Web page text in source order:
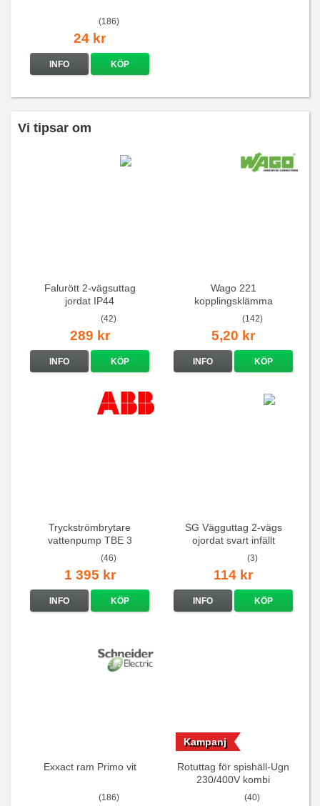
(186)
24 kr
INFO KÖP
Vi tipsar om
Falurött 2-vägsuttag
jordat IP44
(42)
289 kr
INFO KÖP
Wago 221
kopplingsklämma
(142)
5,20 kr
INFO KÖP
Tryckströmbrytare
vattenpump TBE 3
(46)
1 395 kr
INFO KÖP
SG Vägguttag 2-vägs
ojordat svart infällt
16A/250V
(3)
114 kr
INFO KÖP
Exxact ram Primo vit
(186)
Rotuttag för spishäll-Ugn
230/400V kombi
(40)
Kampanj